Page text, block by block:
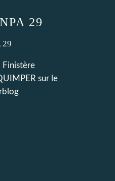
29
Finistère
sur le